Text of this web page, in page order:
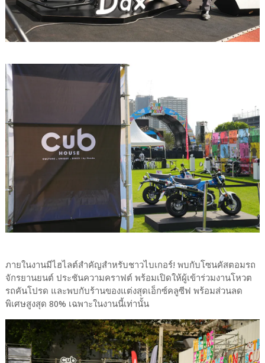
ภายในงานมีไฮไลต์สำคัญสำหรับชาวไบเกอร์! พบกับโซนคัสตอมรถ
จักรยานยนต์ ประชันความคราฟต์ พร้อมเปิดให้ผู้เข้าร่วมงานโหวต
รถคันโปรด และพบกับร้านของแต่งสุดเอ็กซ์คลูซีฟ พร้อมส่วนลด
พิเศษสูงสุด 80% เฉพาะในงานนี้เท่านั้น